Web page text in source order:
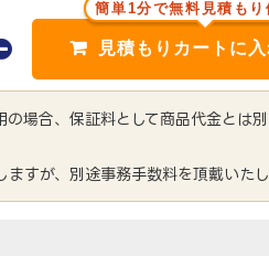
簡単1分で無料見積もり
場合、保証料として商品代金とは
すが、別途事務手数料を頂戴いたし